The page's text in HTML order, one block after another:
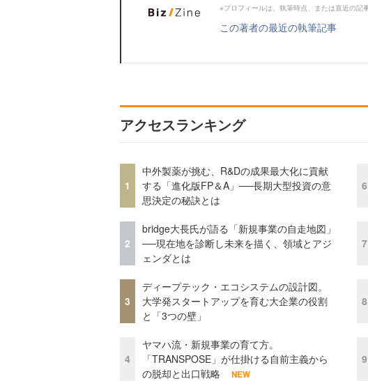
※プロフィールは、執筆時点、または直近の記
この著者の最近の執筆記事
アクセスランキング
1
中外製薬が挑む、R&Dの成果最大化に貢献
する「進化版FP＆A」──長期大型投資の意
思決定の秘訣とは
2
bridge大長氏が語る「新規事業の自走地図」
──現在地を診断し未来を描く、領域とアジ
ェンダとは
3
ディープテック・エコシステムの設計図。
大学発スタートアップを育む大企業の役割
と「3つの壁」
4
ヤマハ流・新規事業の育て方。
「TRANSPOSE」が仕掛ける自前主義から
の脱却と出口戦略
NEW
6
7
8
9